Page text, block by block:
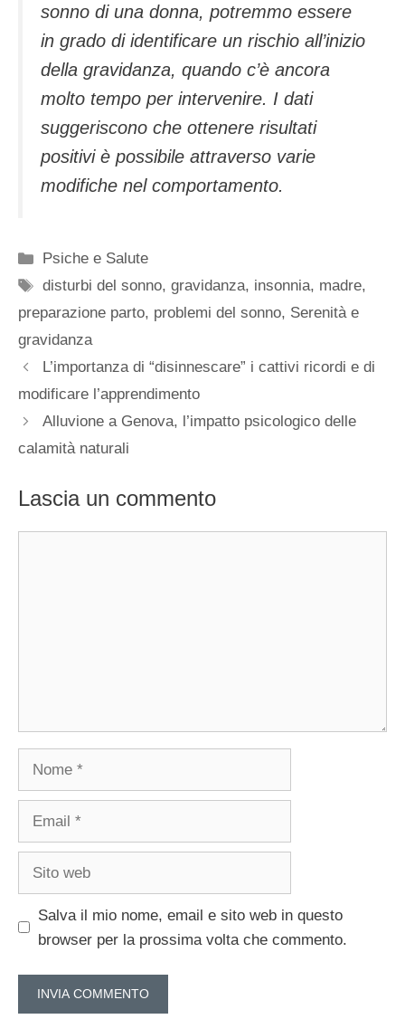
sonno di una donna, potremmo essere
in grado di identificare un rischio all’inizio
della gravidanza, quando c’è ancora
molto tempo per intervenire. I dati
suggeriscono che ottenere risultati
positivi è possibile attraverso varie
modifiche nel comportamento.
Categorie
Psiche e Salute
Tag
disturbi del sonno,gravidanza, insonnia, madre,
preparazione parto, problemi del sonno, Serenità e
gravidanza
L’importanza di “disinnescare” i cattivi ricordi e di
modificare l’apprendimento
Alluvione a Genova, l’impatto psicologico delle
calamità naturali
Lascia un commento
Nome
Email
Sito
Salva il mio nome, email e sito web in questo
browser per la prossima volta che commento.